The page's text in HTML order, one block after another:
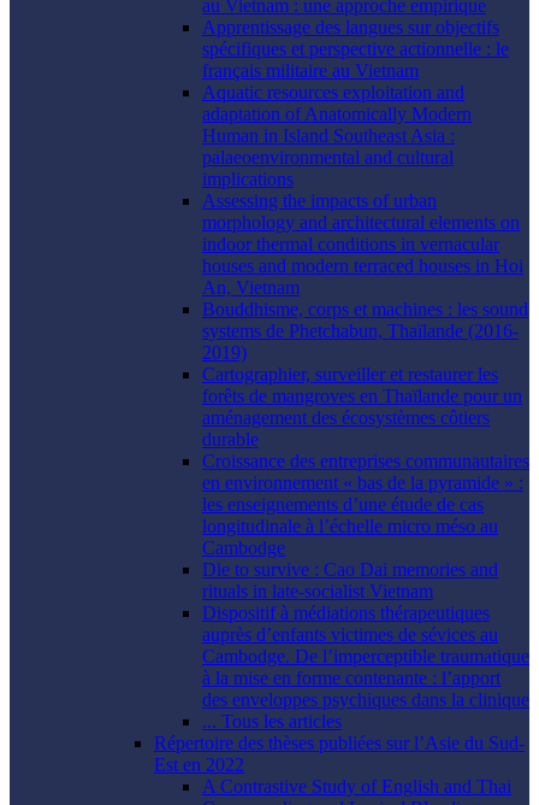
au Vietnam : une approche empirique
Apprentissage des langues sur objectifs
spécifiques et perspective actionnelle : le
français militaire au Vietnam
Aquatic resources exploitation and
adaptation of Anatomically Modern
Human in Island Southeast Asia :
palaeoenvironmental and cultural
implications
Assessing the impacts of urban
morphology and architectural elements on
indoor thermal conditions in vernacular
houses and modern terraced houses in Hoi
An, Vietnam
Bouddhisme, corps et machines : les sound
systems de Phetchabun, Thaïlande (2016-
2019)
Cartographier, surveiller et restaurer les
forêts de mangroves en Thaïlande pour un
aménagement des écosystèmes côtiers
durable
Croissance des entreprises communautaires
en environnement « bas de la pyramide » :
les enseignements d’une étude de cas
longitudinale à l’échelle micro méso au
Cambodge
Die to survive : Cao Dai memories and
rituals in late-socialist Vietnam
Dispositif à médiations thérapeutiques
auprès d’enfants victimes de sévices au
Cambodge. De l’imperceptible traumatique
à la mise en forme contenante : l’apport
des enveloppes psychiques dans la clinique
... Tous les articles
Répertoire des thèses publiées sur l’Asie du Sud-
Est en 2022
A Contrastive Study of English and Thai